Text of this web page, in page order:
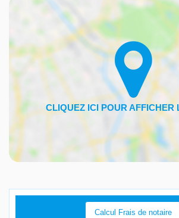
Calcul Frais de notaire